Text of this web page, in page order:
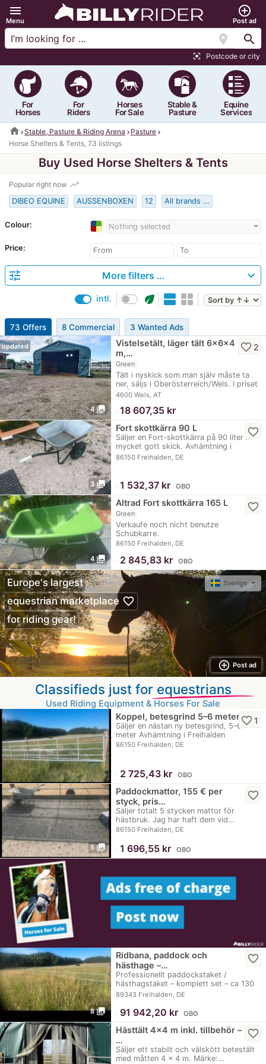
menu
Menu
add_circle_outline
Post ad
location_on search
center_focus_strong Postcode or city
For
Horses
For
Riders
Horses
For Sale
Stable &
Pasture
Equine
Services
home Stable, Pasture & Riding Arena
Pasture
Horse Shelters & Tents, 73 listings
Buy Used Horse Shelters & Tents
Popular right now trending_up
DIBEO EQUINE AUSSENBOXEN 12 All brands …
Colour: Nothing selected
Price:
tune More filters … expand_more
intl. eco
73 Offers 8 Commercial 3 Wanted Ads
4 photo_library
updated
Vistelsetält, läger tält 6x6x4
m,…
Green
Tält i nyskick som man själv måste ta
ner, säljs i Oberösterreich/Wels. I priset
ingår…
4600 Wels, AT
favorite_border 2
18 607,35 kr
3 photo_library
Fort skottkärra 90 L
Säljer en Fort-skottkärra på 90 liter i
mycket gott skick. Avhämtning i
Freihalden…
86150 Freihalden, DE
favorite_border
1 532,37 kr OBO
4 photo_library
Altrad Fort skottkärra 165 L
Green
Verkaufe noch nicht benutze
Schubkarre.
86150 Freihalden, DE
favorite_border
2 845,83 kr OBO
Sverige
Europe's largest
equestrian marketplace favorite_border
for riding gear!
add_circle_outline Post ad
Classifieds just for equestrians
Used Riding Equipment & Horses For Sale
Koppel, betesgrind 5–6 meter
Säljer en nästan ny betesgrind, 5–6
meter Avhämtning i Freihalden
86150 Freihalden, DE
favorite_border1
2 725,43 kr OBO
5 photo_library
Paddockmattor, 155 € per
styck, pris…
Säljer totalt 5 stycken mattor för
hästbruk. Jag har haft dem vid…
86150 Freihalden, DE
favorite_border
1 696,55 kr OBO
8 photo_library
Ridbana, paddock och
hästhage –…
Professionellt paddockstaket /
hästhagstaket – komplett set – ca 130
m (3-radigt),…
89343 Freihalden, DE
favorite_border
91 942,20 kr OBO
Hästtält 4×4 m inkl. tillbehör –
…
Säljer ett stabilt och välskött betestält
med måtten 4 × 4 m. Märke:…
favorite_border